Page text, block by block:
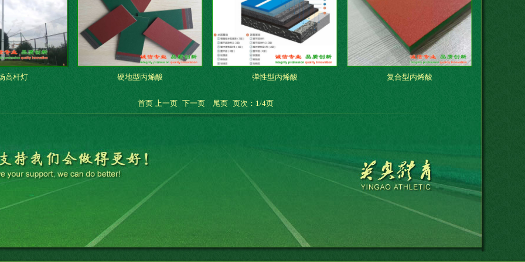
高杆灯 硬地型丙烯酸 弹性型丙烯酸 复合型丙烯酸
首页 上一页 下一页 尾页 页次：1/4页